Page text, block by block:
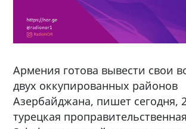
Армения готова вывести свои
двух оккупированных районов
Азербайджана, пишет сегодня,
турецкая